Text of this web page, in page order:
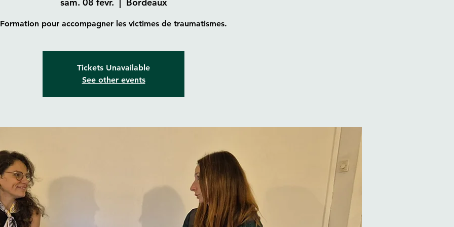
Formation pour accompagner les victimes de traumatismes.
Tickets Unavailable
See other events